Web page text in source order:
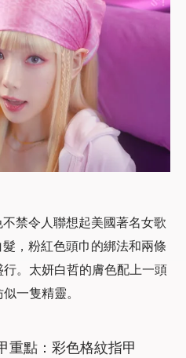
禁令人聯想起美國著名女歌
，粉紅色頭巾的綁法和兩條
。太妍白哲的膚色配上一頭
一隻精靈。
重點：彩色格紋指甲